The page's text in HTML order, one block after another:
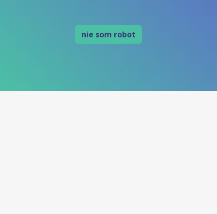
nie som robot